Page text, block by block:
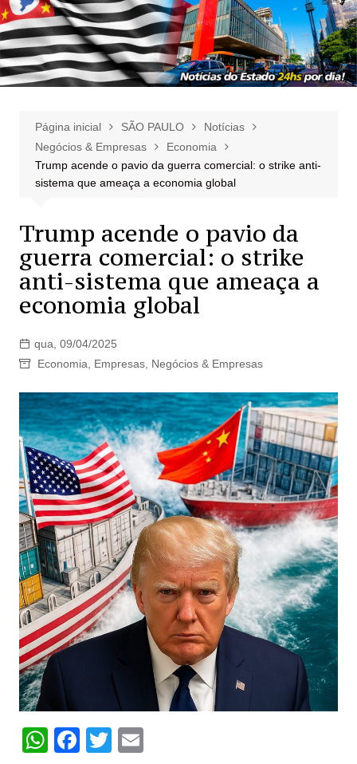
Página inicial SÃO PAULO
Notícias
Negócios & Empresas
Economia
Trump acende o pavio da guerra comercial: o strike anti-
sistema que ameaça a economia global
Trump acende o pavio da
guerra comercial: o strike
anti-sistema que ameaça a
economia global
qua, 09/04/2025
Economia
Empresas, Negócios & Empresas
W F T E